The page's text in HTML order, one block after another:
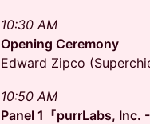
10:30 AM
Opening Ceremony
Edward Zipco
10:50 AM
Panel 1『purrLabs, Inc.